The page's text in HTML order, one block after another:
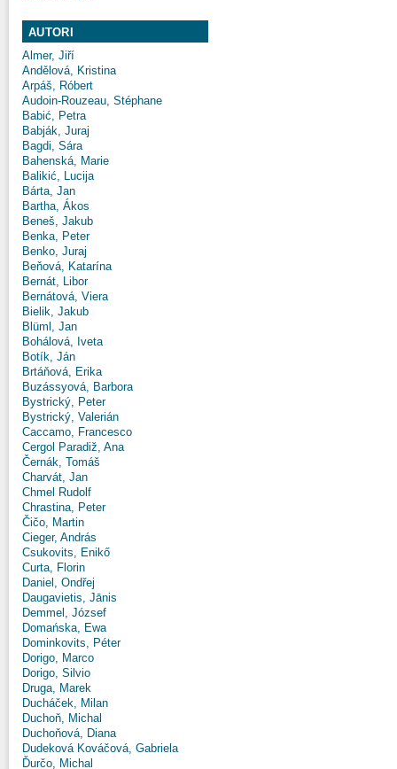
AUTORI
Almer, Jiří
Andělová, Kristina
Arpáš, Róbert
Audoin-Rouzeau, Stéphane
Babić, Petra
Babják, Juraj
Bagdi, Sára
Bahenská, Marie
Balikić, Lucija
Bárta, Jan
Bartha, Ákos
Beneš, Jakub
Benka, Peter
Benko, Juraj
Beňová, Katarína
Bernát, Libor
Bernátová, Viera
Bielik, Jakub
Blüml, Jan
Bohálová, Iveta
Botík, Ján
Brtáňová, Erika
Buzássyová, Barbora
Bystrický, Peter
Bystrický, Valerián
Caccamo, Francesco
Cergol Paradiž, Ana
Černák, Tomáš
Charvát, Jan
Chmel Rudolf
Chrastina, Peter
Čičo, Martin
Cieger, András
Csukovits, Enikő
Curta, Florin
Daniel, Ondřej
Daugavietis, Jānis
Demmel, József
Domańska, Ewa
Dominkovits, Péter
Dorigo, Marco
Dorigo, Silvio
Druga, Marek
Ducháček, Milan
Duchoň, Michal
Duchoňová, Diana
Dudeková Kováčová, Gabriela
Ďurčo, Michal